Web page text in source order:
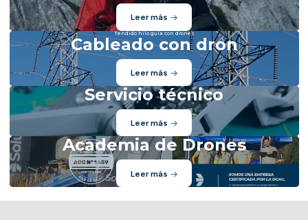
Leer más
Tendido hilo guía con drones
Cableado con dron
Leer más
Servicio técnico
Leer más
Academia de Drones
Leer más